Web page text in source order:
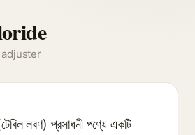
লবণ) প্রসাধনী পণ্যে একটি